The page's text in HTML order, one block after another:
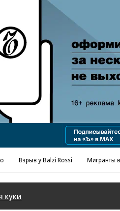
ad
Взрыв у Balzi Rossi Мигранты
куки